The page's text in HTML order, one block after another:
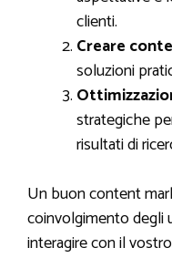
clienti.
Creare
soluzioni
strategiche
risultati di
Un buon content
coinvolgimento degli
interagire con il